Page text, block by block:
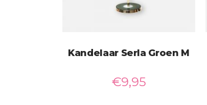
Kandelaar Serla Groen M
€9,95